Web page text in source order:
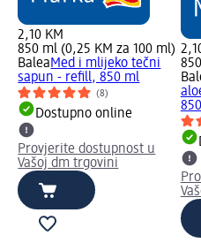
2,10 KM
850 ml (0,25 KM za 100 ml)
BaleaMed i mlijeko tečni
sapun - refill, 850 ml
(8)
Dostupno online
Provjerite dostupnost u
Vašoj dm trgovini